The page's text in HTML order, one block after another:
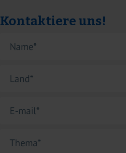
Kontaktiere uns!
Name*
Land*
E-mail*
Thema*